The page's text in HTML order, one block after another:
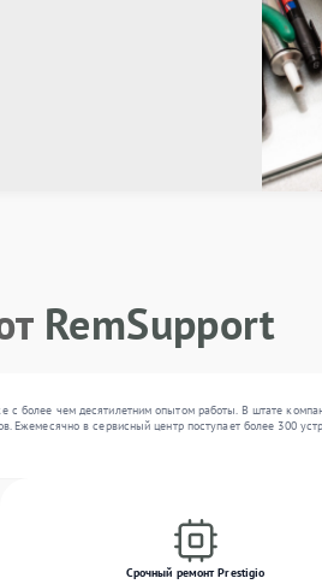
RemSupport
более чем десятилетним опытом работы. В штате
Ежемесячно в сервисный центр поступает более 300
Срочный ремонт Prestigio